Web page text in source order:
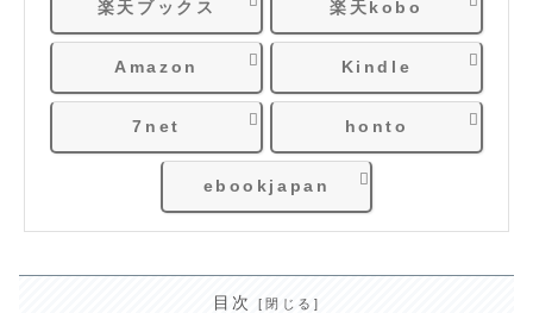
楽天ブックス 楽天kobo
Amazon Kindle
7net honto
ebookjapan
目次